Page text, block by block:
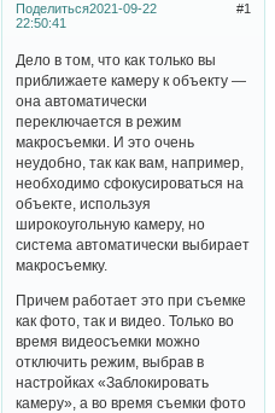
Поделиться 1
2021-09-22
22:50:41
Дело в том, что как только вы
приближаете камеру к объекту —
она автоматически
переключается в режим
макросъемки. И это очень
неудобно, так как вам, например,
необходимо сфокусироваться на
объекте, используя
широкоугольную камеру, но
система автоматически выбирает
макросъемку.
Причем работает это при съемке
как фото, так и видео. Только во
время видеосъемки можно
отключить режим, выбрав в
настройках «Заблокировать
камеру», а во время съемки фото